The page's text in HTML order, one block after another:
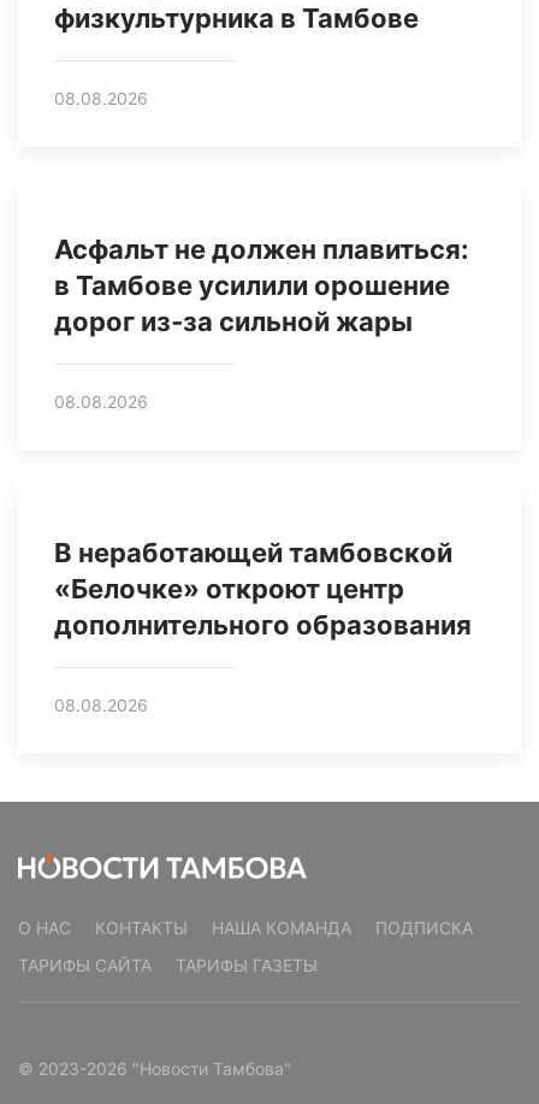
физкультурника в Тамбове
08.08.2026
Асфальт не должен плавиться:
в Тамбове усилили орошение
дорог из‑за сильной жары
08.08.2026
В неработающей тамбовской
«Белочке» откроют центр
дополнительного образования
08.08.2026
О НАС КОНТАКТЫ НАША КОМАНДА
ПОДПИСКА
ТАРИФЫ САЙТА
ТАРИФЫ ГАЗЕТЫ
© 2023-2026 "Новости Тамбова"